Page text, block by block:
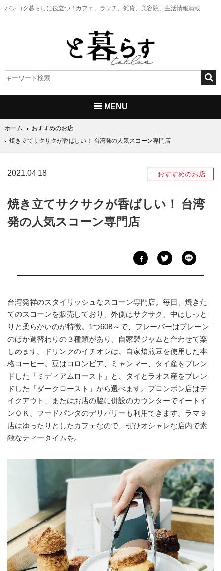
バンコク暮らしに役立つ！ カフェ、ランチ、雑貨、美容院、生活情報満載
MENU
ホーム
おすすめのお店
焼き立てサクサクが香ばしい！ 台湾発の人気スコーン専門店
2021.04.18 おすすめのお店
焼き立てサクサクが香ばしい！ 台湾
発の人気スコーン専門店
台湾発祥のスタイリッシュなスコーン専門店。毎日、焼きた
てのスコーンを販売しており、外側はサクサク、中はしっと
りと柔らかいのが特徴。1つ60B～で、フレーバーはプレーン
のほか週替わりの３種類があり、自家製ジャムと合わせて楽
しめます。ドリンクのイチオシは、自家焙煎豆を使用した本
格コーヒー。豆はコロンビア、ミャンマー、タイ産をブレン
ドした「ミディアムロースト」と、タイとラオス産をブレン
ドした「ダークロースト」から選べます。プロンポン店はテ
イクアウト、またはお店の脇に併設のカウンターでイートイ
ンＯＫ。フードパンダのデリバリーも利用できます。ラマ９
店はゆったりとしたカフェなので、ぜひオシャレな店内で素
敵なティータイムを。